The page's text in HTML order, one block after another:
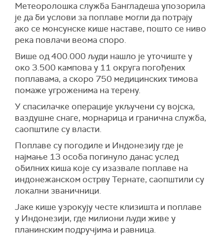
Метеоролошка служба Бангладеша упозорила
је да би услови за поплаве могли да потрају
ако се монсунске кише наставе, пошто се ниво
река повлачи веома споро.
Више од 400.000 људи нашло је уточиште у
око 3.500 кампова у 11 округа погођених
поплавама, а скоро 750 медицинских тимова
помаже угроженима на терену.
У спасилачке операције укључени су војска,
ваздушне снаге, морнарица и гранична служба,
саопштиле су власти.
Поплаве су погодиле и Индонезију где је
најмање 13 особа погинуло данас услед
обилних киша које су изазвале поплаве на
индонежанском острву Тернате, саопштили су
локални званичници.
Јаке кише узрокују честе клизишта и поплаве
у Индонезији, где милиони људи живе у
планинским подручјима и равница.